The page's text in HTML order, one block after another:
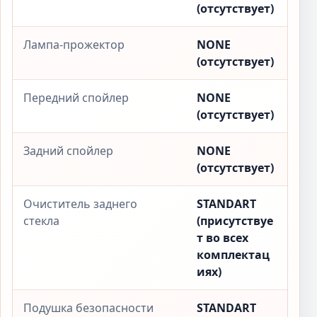
(отсутствует)
Лампа-прожектор
NONE
(отсутствует)
Передний спойлер
NONE
(отсутствует)
Задний спойлер
NONE
(отсутствует)
Очиститель заднего
стекла
STANDART
(присутствуе
т во всех
комплектац
иях)
Подушка безопасности STANDART